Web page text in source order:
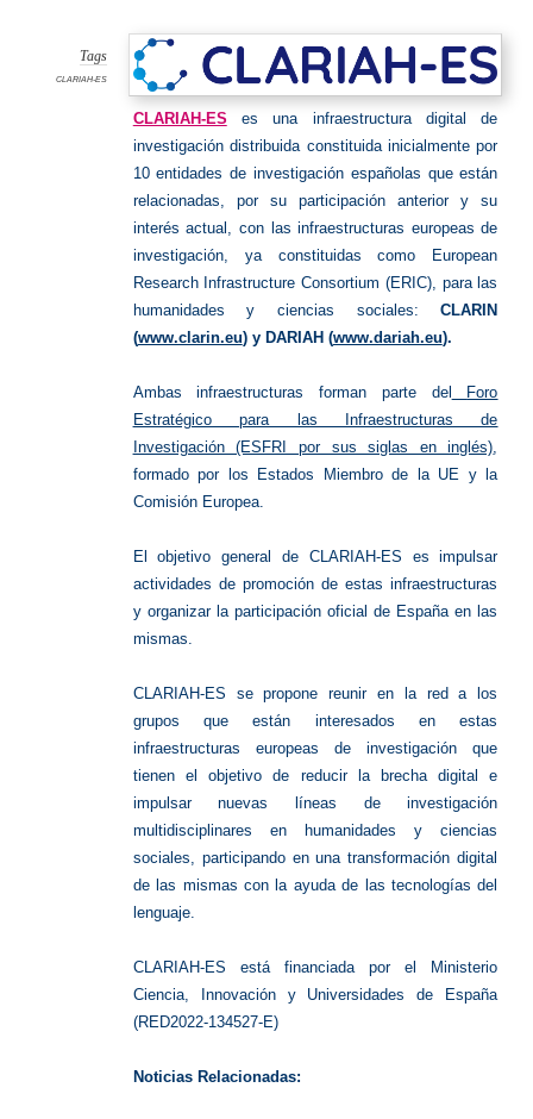
Tags
CLARIAH-ES
CLARIAH-ES es una infraestructura digital de
investigación distribuida constituida inicialmente por
10 entidades de investigación españolas que están
relacionadas, por su participación anterior y su
interés actual, con las infraestructuras europeas de
investigación, ya constituidas como European
Research Infrastructure Consortium (ERIC), para las
humanidades y ciencias sociales:CLARIN
(www.clarin.eu) y DARIAH (www.dariah.eu).
Ambas infraestructuras forman parte del
Foro
Estratégico para las Infraestructuras de
Investigación (ESFRI por sus siglas en inglés)
formado por los Estados Miembro de la UE y la
Comisión Europea.
El objetivo general de CLARIAH-ES es impulsar
actividades de promoción de estas infraestructuras
y organizar la participación oficial de España en las
mismas.
CLARIAH-ES se propone reunir en la red a los
grupos que están interesados en estas
infraestructuras europeas de investigación que
tienen el objetivo de reducir la brecha digital e
impulsar nuevas líneas de investigación
multidisciplinares en humanidades y ciencias
sociales, participando en una transformación digital
de las mismas con la ayuda de las tecnologías del
lenguaje.
CLARIAH-ES está financiada por el Ministerio
Ciencia, Innovación y Universidades de España
(RED2022-134527-E)
Noticias Relacionadas: